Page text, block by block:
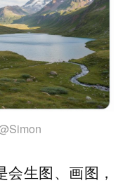
会生图、画图，